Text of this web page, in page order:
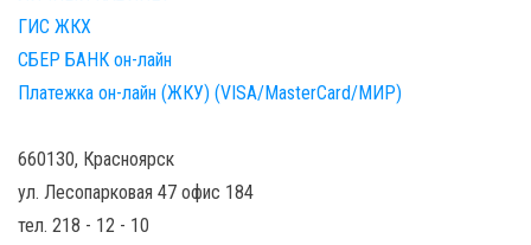
ГИС ЖКХ
СБЕР БАНК он-лайн
Платежка он-лайн (ЖКУ) (VISA/MasterCard/МИР)
660130, Красноярск
ул. Лесопарковая 47 офис 184
тел. 218 - 12 - 10